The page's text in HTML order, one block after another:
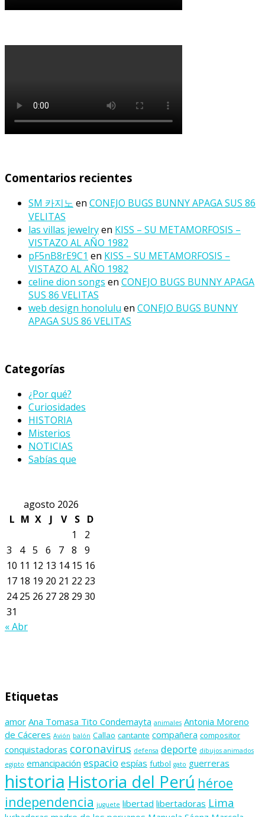
Comentarios recientes
SM 카지노 en CONEJO BUGS BUNNY APAGA SUS 86
VELITAS
las villas jewelryen KISS – SU METAMORFOSIS –
VISTAZO AL AÑO 1982
pF5nB8rE9C1 en KISS – SU METAMORFOSIS –
VISTAZO AL AÑO 1982
celine dion songs en CONEJO BUGS BUNNY APAGA
SUS 86 VELITAS
web design honolulu en CONEJO BUGS BUNNY
APAGA SUS 86 VELITAS
Categorías
¿Por qué?
Curiosidades
HISTORIA
Misterios
NOTICIAS
Sabías que
agosto 2026
L M X J V S
D
1
2
3
4 5 6 7 8
9
10 11 12 13 14 15 16
17 18 19 20 21 22 23
24 25 26 27 28 29 30
31
« Abr
Etiquetas
amor Ana Tomasa Tito Condemayta animales Antonia Moreno
de Cáceres Avión balón Callao cantante compañera compositor
conquistadoras coronavirus defensa deporte dibujos animados
egipto emancipación espacio espías futbol gato guerreras
historia Historia del Perú héroe
independencia juguete libertad libertadoras Lima